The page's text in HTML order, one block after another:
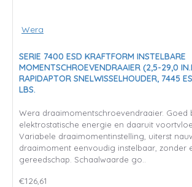
Wera
SERIE 7400 ESD KRAFTFORM INSTELBARE
MOMENTSCHROEVENDRAAIER (2,5-29,0
RAPIDAPTOR SNELWISSELHOUDER, 7445
LBS.
Wera draaimomentschroevendraaier. Goed
elektrostatische energie en daaruit
Variabele draaimomentinstelling, uiterst
draaimoment eenvoudig instelbaar, zonder
gereedschap. Schaalwaarde go..
€126,61